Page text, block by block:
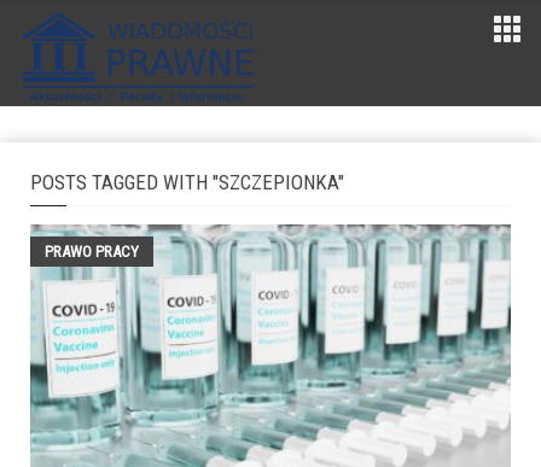
POSTS TAGGED WITH "SZCZEPIONKA"
PRAWO PRACY